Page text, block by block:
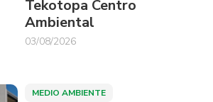
Tekotopa Centro
Ambiental
03/08/2026
MEDIO AMBIENTE